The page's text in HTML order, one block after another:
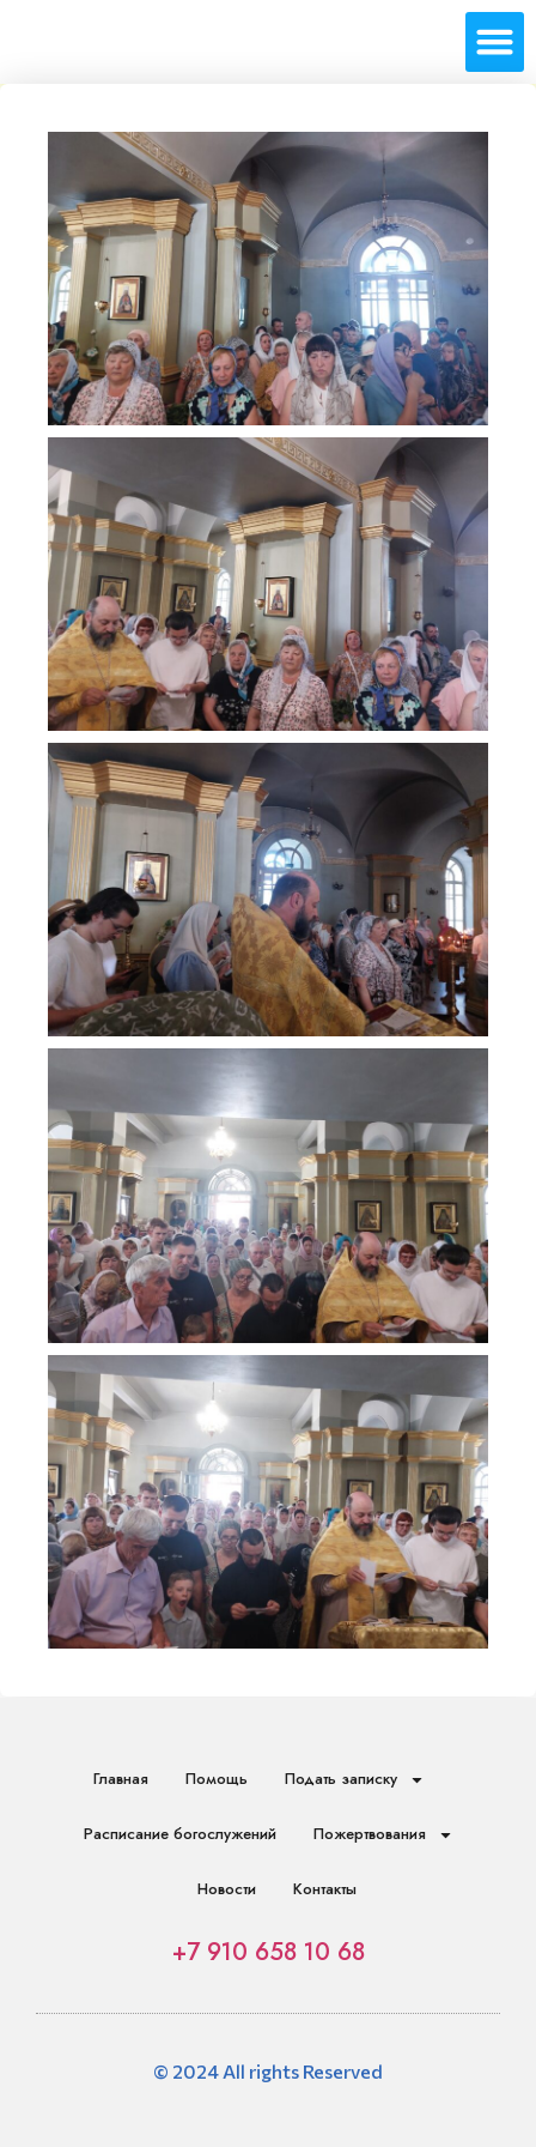
Главная Помощь Подать записку
Расписание богослужений Пожертвования
Новости Контакты
+7 910 658 10 68
© 2024 All rights Reserved